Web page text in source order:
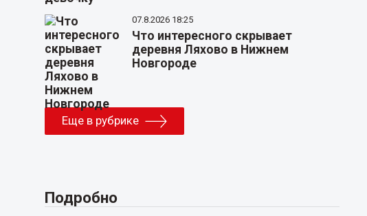
07.8.2026 18:25
Что интересного скрывает
деревня Ляхово в Нижнем
Новгороде
Еще в рубрике
Подробно